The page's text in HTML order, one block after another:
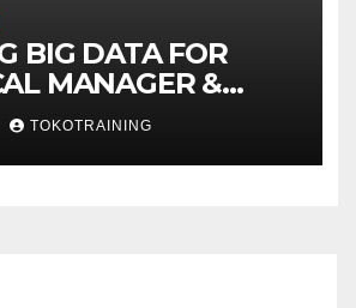
BIG DATA FOR
MANAGER &
MAKERS
TOKOTRAINING